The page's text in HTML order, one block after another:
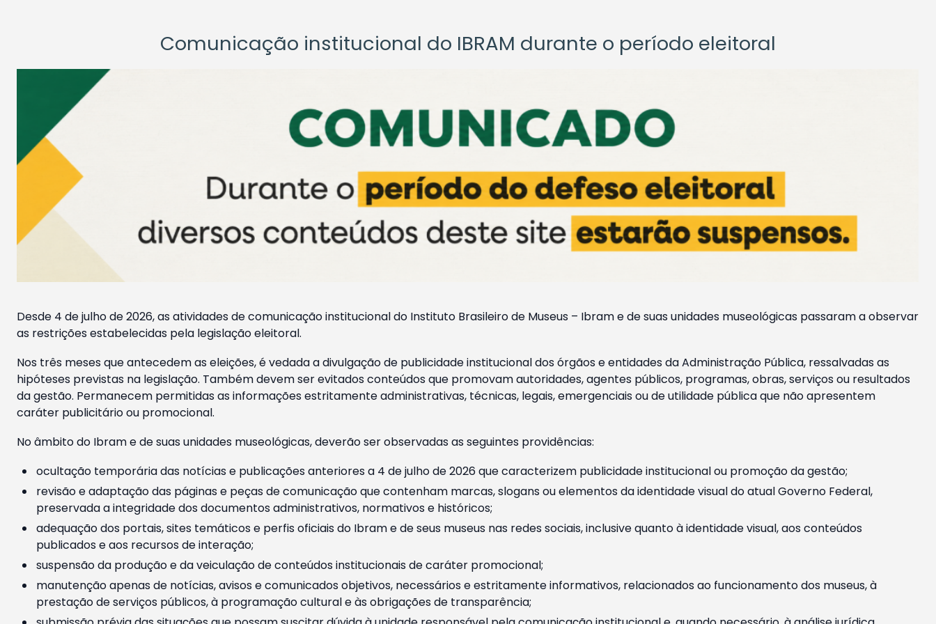
Comunicação institucional do IBRAM durante o período eleitoral
Desde 4 de julho de 2026, as atividades de comunicação institucional do Instituto Brasileiro de Museus – Ibram e de suas unidades museológicas passaram a observar
as restrições estabelecidas pela legislação eleitoral.
Nos três meses que antecedem as eleições, é vedada a divulgação de publicidade institucional dos órgãos e entidades da Administração Pública, ressalvadas as
hipóteses previstas na legislação. Também devem ser evitados conteúdos que promovam autoridades, agentes públicos, programas, obras, serviços ou resultados
da gestão. Permanecem permitidas as informações estritamente administrativas, técnicas, legais, emergenciais ou de utilidade pública que não apresentem
caráter publicitário ou promocional.
No âmbito do Ibram e de suas unidades museológicas, deverão ser observadas as seguintes providências:
ocultação temporária das notícias e publicações anteriores a 4 de julho de 2026 que caracterizem publicidade institucional ou promoção da gestão;
revisão e adaptação das páginas e peças de comunicação que contenham marcas, slogans ou elementos da identidade visual do atual Governo Federal,
preservada a integridade dos documentos administrativos, normativos e históricos;
adequação dos portais, sites temáticos e perfis oficiais do Ibram e de seus museus nas redes sociais, inclusive quanto à identidade visual, aos conteúdos
publicados e aos recursos de interação;
suspensão da produção e da veiculação de conteúdos institucionais de caráter promocional;
manutenção apenas de notícias, avisos e comunicados objetivos, necessários e estritamente informativos, relacionados ao funcionamento dos museus, à
prestação de serviços públicos, à programação cultural e às obrigações de transparência;